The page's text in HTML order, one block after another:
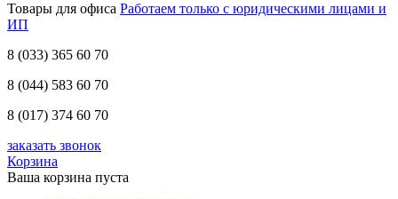
Товары для офиса Работаем только с юридическими лицами и
ИП
8 (033) 365 60 70
8 (044) 583 60 70
8 (017) 374 60 70
заказать звонок
Корзина
Ваша корзина пуста